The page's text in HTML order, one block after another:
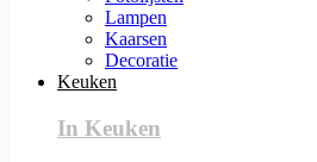
Lampen
Kaarsen
Decoratie
Keuken
In Keuken